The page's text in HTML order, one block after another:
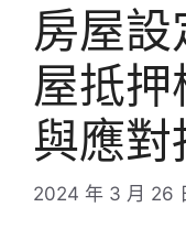
房屋
屋抵
與應對
2024 年 3 月 26